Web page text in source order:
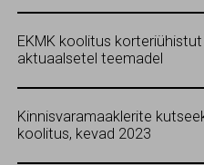
EKMK koolitus
aktuaalsetel teemadel
Kinnisvaramaaklerite
koolitus, kevad 2023